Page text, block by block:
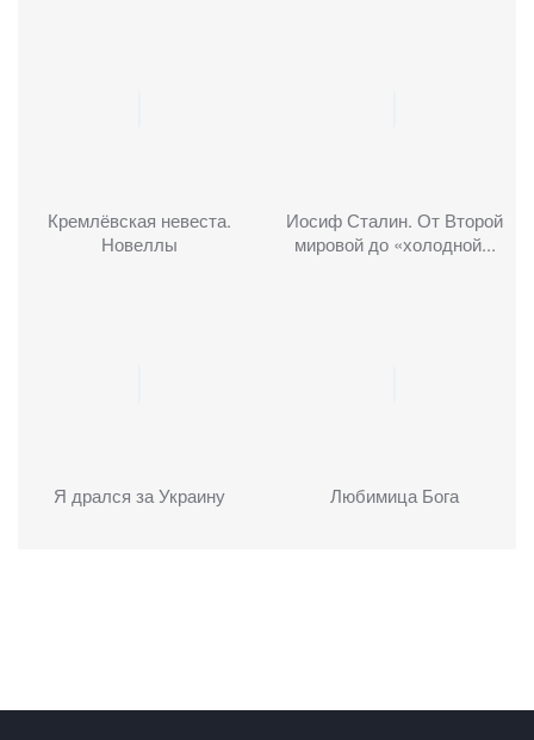
Кремлёвская невеста.
Новеллы
Иосиф Сталин. От Второй
мировой до «холодной...
Я дрался за Украину Любимица Бога